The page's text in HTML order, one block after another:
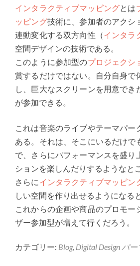
インタラクティブマッピングとは
ッピング技術に、参加者のアクシ
連動変化する双方向性（インタラ
空間デザインの技術である。
このように参加型のプロジェクシ
賞するだけではない。自分自身で
し、巨大なスクリーンを用意でき
が参加できる。
これは音楽のライブやテーマパー
ある。それは、そこにいるだけで
で、さらにパフォーマンスを盛り
ションを楽しんだりするようなと
さらに インタラクティブマッピン
しい空間を作り出せるようになる
これからの企画や商品のプロモー
ザー参加型が増えて行くだろう。
カテゴリー: Blog, Digital Design パー